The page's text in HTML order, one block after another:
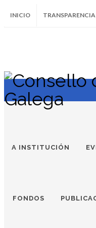
INICIO TRANSPARENCIA
A INSTITUCIÓN
FONDOS